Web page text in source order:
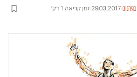
·
29.03.2017
·זמן קריאה 1 דק׳